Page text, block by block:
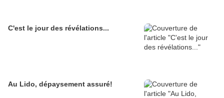
C'est le jour des révélations...
Au Lido, dépaysement assuré!